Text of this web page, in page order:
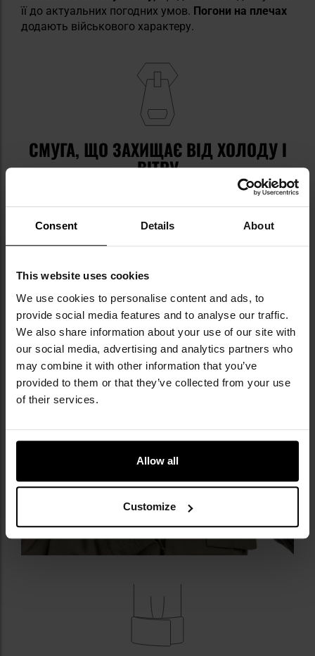
Consent Details About
This website uses cookies
We use cookies to personalise content and ads, to
provide social media features and to analyse our traffic.
We also share information about your use of our site with
our social media, advertising and analytics partners who
may combine it with other information that you’ve
provided to them or that they’ve collected from your use
of their services.
Allow all
Customize
її до актуальних погодних умов. Погони на плечах
додають військового характеру.
СМУГА, ЩО ЗАХИЩАЄ ВІД ХОЛОДУ І
ВІТРУ
Головне застібання становить міцна блискавка,
застібнутою на кнопки. Ця смуга підвищує
теплоізоляцію, а також захищає блискавку від